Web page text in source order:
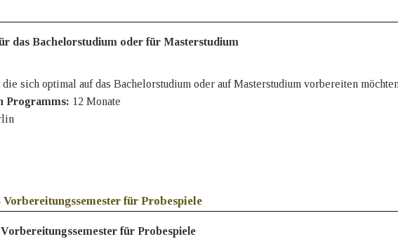
das Bachelorstudium oder für Masterstudium
die sich optimal auf das Bachelorstudium oder auf Masterstudium vorbereiten
Programms: 12 Monate
als Aufnahmeprüfung für "Bachelor of Music" möglich
für Probespiele
für Probespiele